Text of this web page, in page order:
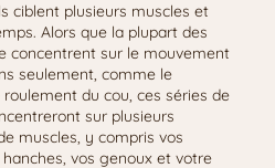
ciblent plusieurs muscles et
Alors que la plupart des
concentrent sur le mouvement
seulement, comme le
du cou, ces séries de
sur plusieurs
muscles, y compris vos
vos genoux et votre